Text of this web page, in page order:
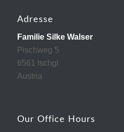
Adresse
Familie Silke Walser
Pischweg 5
6561 Ischgl
Austria
Our Office Hours